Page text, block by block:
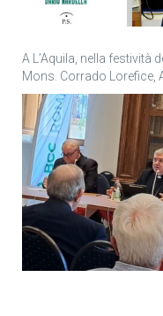
A L’Aquila, nella festività
Mons. Corrado Lorefice,